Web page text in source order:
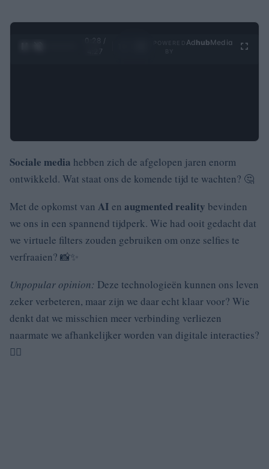
0:29 /
4:27
Ad hubMedia
Sociale media hebben zich de afgelopen jaren enorm
ontwikkeld. Wat staat ons de komende tijd te wachten? 🤔
Met de opkomst van AI en augmented reality bevinden
we ons in een spannend tijdperk. Wie had ooit gedacht dat
we virtuele filters zouden gebruiken om onze selfies te
verfraaien? 📸✨
Unpopular opinion: Deze technologieën kunnen ons leven
zeker verbeteren, maar zijn we daar echt klaar voor? Wie
denkt dat we misschien meer verbinding verliezen
naarmate we afhankelijker worden van digitale interacties?
🤷‍♀️